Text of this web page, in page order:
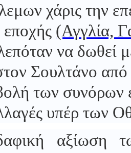
χάρις την
(Αγγλία,
να δωθεί
Σουλτάνο
των συνόρων
υπέρ των
αξίωση